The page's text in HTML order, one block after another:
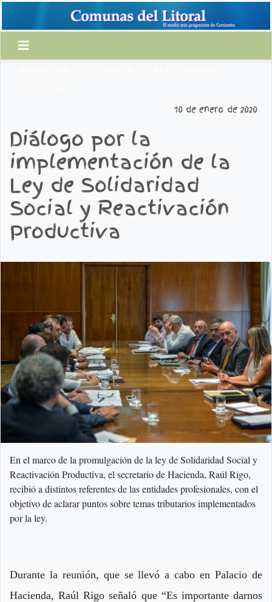
10 de enero de 2020
Diálogo por la
implementación de la
Ley de Solidaridad
Social y Reactivación
Productiva
En el marco de la promulgación de la ley de Solidaridad Social y
Reactivación Productiva, el secretario de Hacienda, Raúl Rigo,
recibió a distintos referentes de las entidades profesionales, con el
objetivo de aclarar puntos sobre temas tributarios implementados
por la ley.
Durante la reunión, que se llevó a cabo en Palacio de
Hacienda, Raúl Rigo señaló que “Es importante darnos